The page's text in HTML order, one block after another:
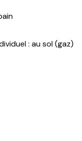
: au sol (gaz)